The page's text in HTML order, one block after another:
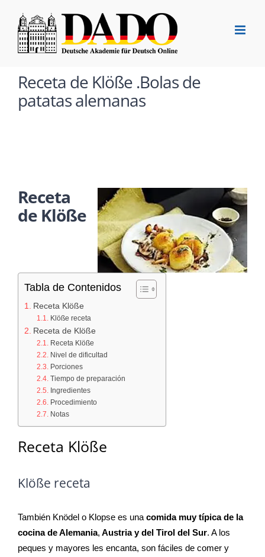
contenido
Receta de Klöße .Bolas de
patatas alemanas
Receta
de Klöße
Tabla de Contenidos
Receta Klöße
Klöße receta
Receta de Klöße
Receta Klöße
Nivel de dificultad
Porciones
Tiempo de preparación
Ingredientes
Procedimiento
Notas
Receta Klöße
Klöße receta
También Knödel o Klopse es una comida muy típica de la
cocina de Alemania, Austria y del Tirol del Sur. A los
peques y mayores les encanta, son fáciles de comer y